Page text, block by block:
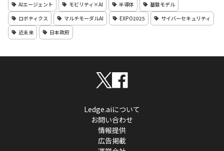
AIエージェント モビリティ×AI 半導体
基盤モデル
ロボティクス
マルチモーダルAI EXPO2025
サイバーセキュリティ
近未来
日本政府
Ledge.aiについて
お問い合わせ
情報提供
広告掲載